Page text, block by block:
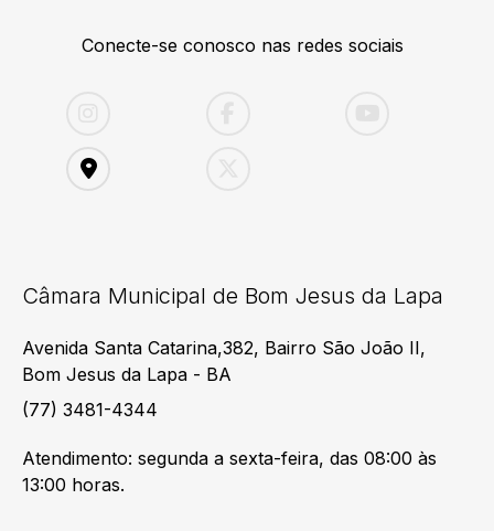
Conecte-se conosco nas redes sociais
Câmara Municipal de Bom Jesus da Lapa
Avenida Santa Catarina,382, Bairro São João II,
Bom Jesus da Lapa - BA
(77) 3481-4344
Atendimento: segunda a sexta-feira, das 08:00 às
13:00 horas.